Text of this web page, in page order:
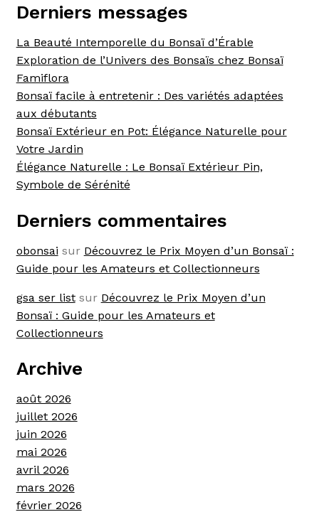
Derniers messages
La Beauté Intemporelle du Bonsaï d’Érable
Exploration de l’Univers des Bonsaïs chez Bonsaï
Famiflora
Bonsaï facile à entretenir : Des variétés adaptées
aux débutants
Bonsaï Extérieur en Pot: Élégance Naturelle pour
Votre Jardin
Élégance Naturelle : Le Bonsaï Extérieur Pin,
Symbole de Sérénité
Derniers commentaires
obonsai sur Découvrez le Prix Moyen d’un Bonsaï :
Guide pour les Amateurs et Collectionneurs
gsa ser listsur Découvrez le Prix Moyen d’un
Bonsaï : Guide pour les Amateurs et
Collectionneurs
Archive
août 2026
juillet 2026
juin 2026
mai 2026
avril 2026
mars 2026
février 2026